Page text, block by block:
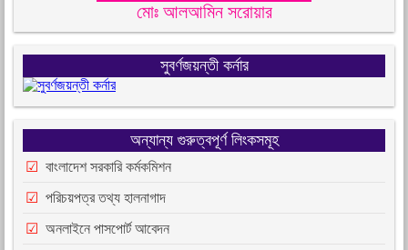
মোঃ আলআমিন সরোয়ার
সুবর্ণজয়ন্তী কর্নার
অন্যান্য গুরুত্বপূর্ণ লিংকসমূহ
বাংলাদেশ সরকারি কর্মকমিশন
পরিচয়পত্র তথ্য হালনাগাদ
অনলাইনে পাসপোর্ট আবেদন